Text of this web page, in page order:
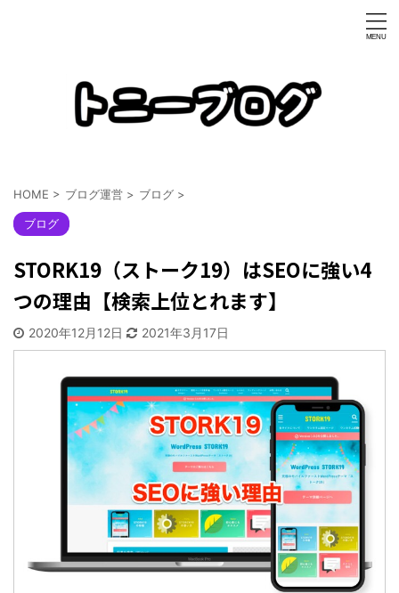
HOME > ブログ運営 > ブログ >
ブログ
STORK19（ストーク19）はSEOに強い4
つの理由【検索上位とれます】
2020年12月12日 2021年3月17日